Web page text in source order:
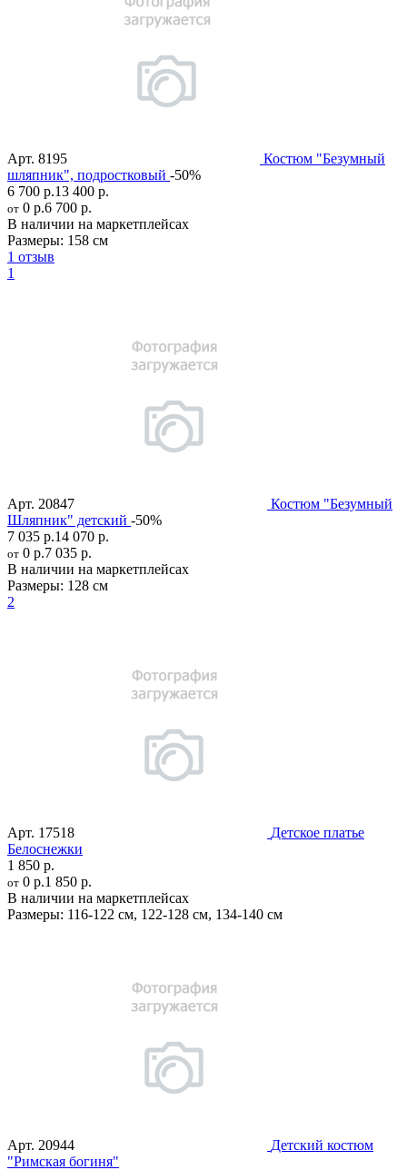
Арт. 8195
Костюм "Безумный
шляпник", подростковый -50%
6 700 р.13 400 р.
от 0 р.6 700 р.
В наличии на маркетплейсах
Размеры: 158 см
1 отзыв
1
Арт. 20847
Костюм "Безумный
Шляпник" детский -50%
7 035 р.14 070 р.
от 0 р.7 035 р.
В наличии на маркетплейсах
Размеры: 128 см
2
Арт. 17518
Детское платье
Белоснежки
1 850 р.
от 0 р.1 850 р.
В наличии на маркетплейсах
Размеры: 116-122 см, 122-128 см, 134-140 см
Арт. 20944
Детский костюм
"Римская богиня"